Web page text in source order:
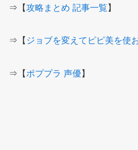
⇒【攻略まとめ 記事一覧 】
⇒【 ジョブを変えてピピ美を使
⇒【ポププラ 声優 】